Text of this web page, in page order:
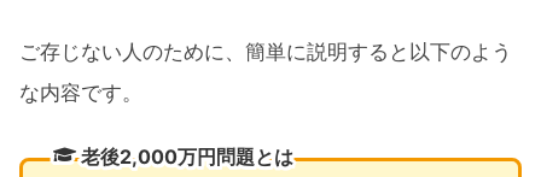
ご存じない人のために、簡単に説明すると以下のよう
な内容です。
老後2,000万円問題とは